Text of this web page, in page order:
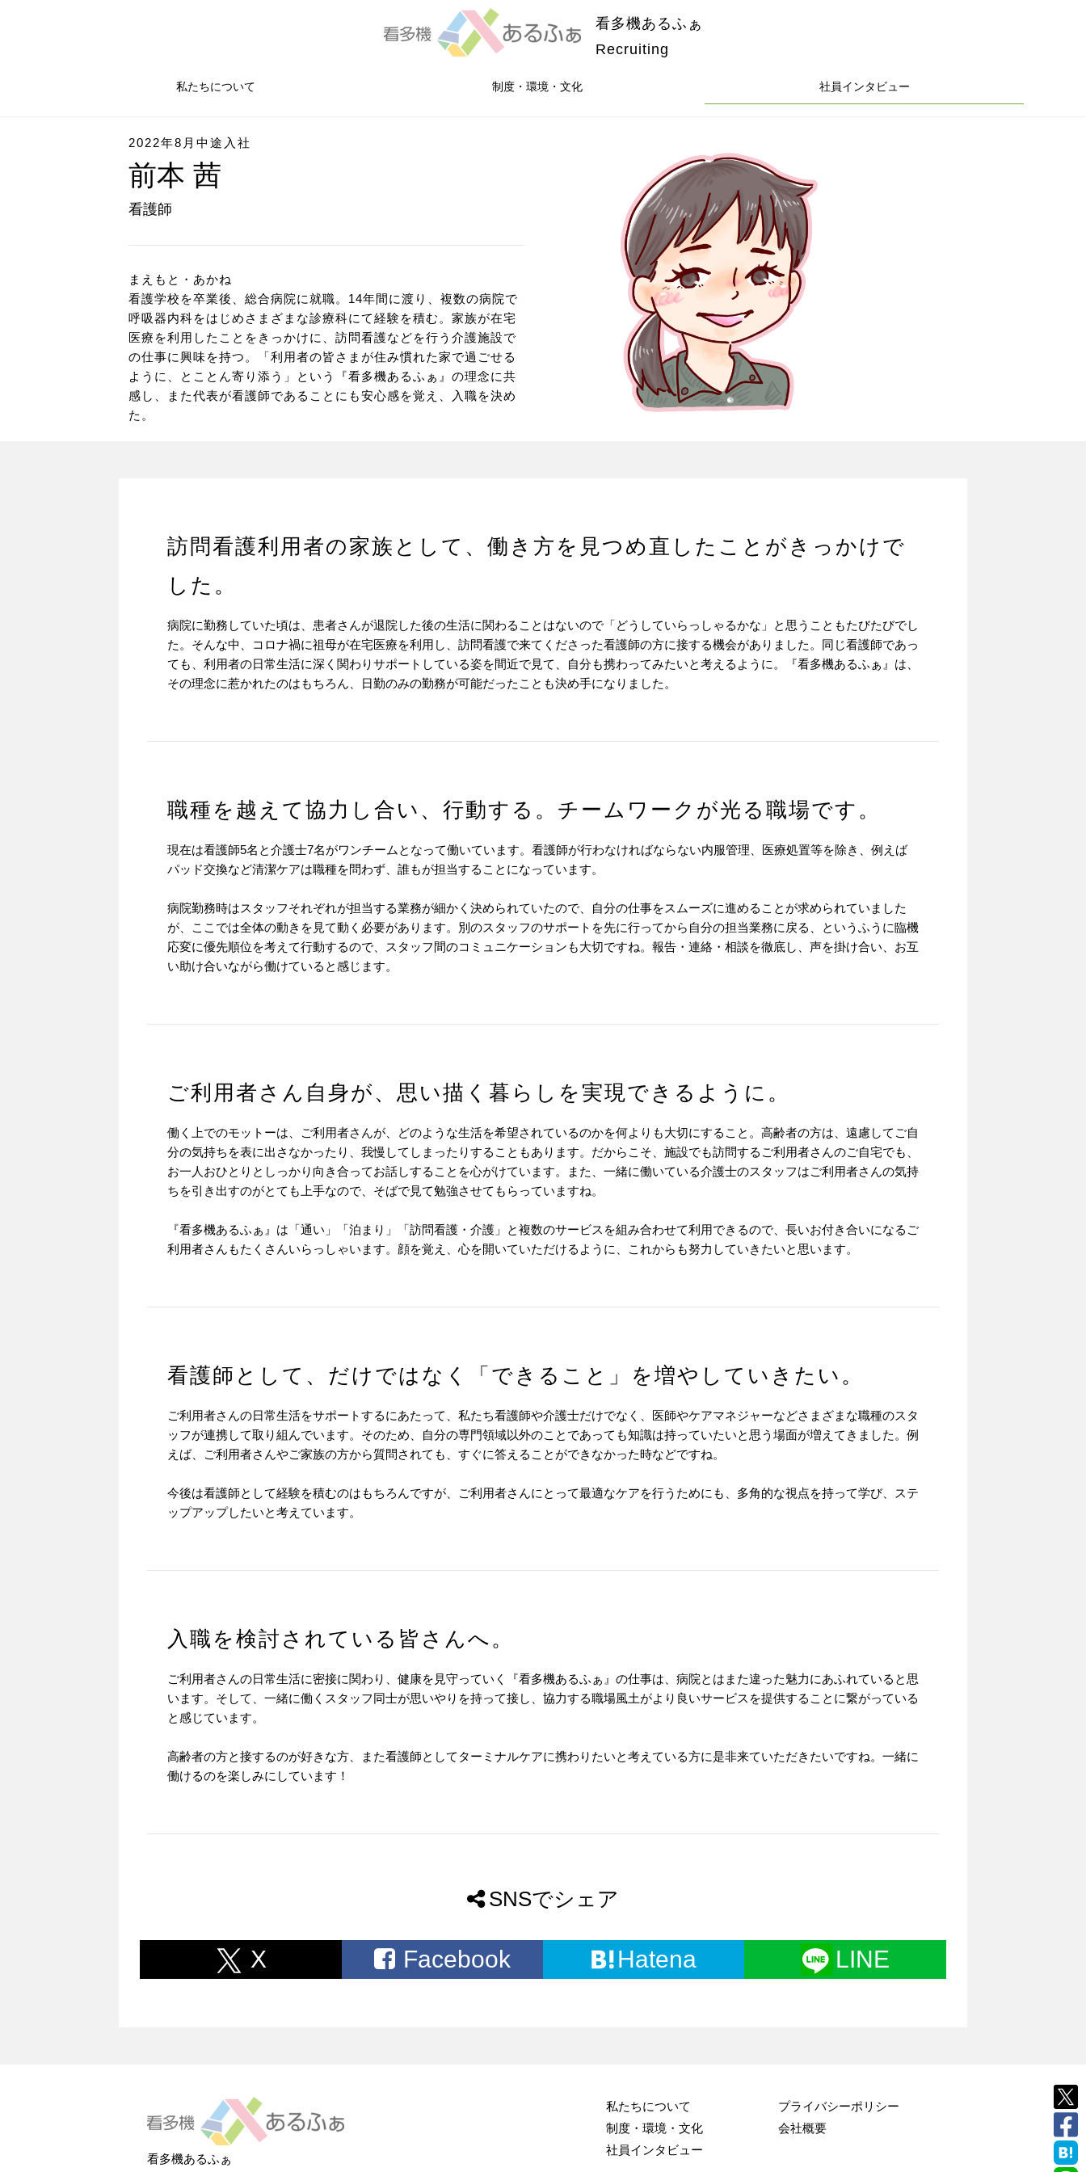
看多機あるふぁ
Recruiting
私たちについて 制度・環境・文化 社員インタビュー
2022年8月中途入社
前本 茜
看護師
まえもと・あかね
看護学校を卒業後、総合病院に就職。14年間に渡り、複数の病院で
呼吸器内科をはじめさまざまな診療科にて経験を積む。家族が在宅
医療を利用したことをきっかけに、訪問看護などを行う介護施設で
の仕事に興味を持つ。「利用者の皆さまが住み慣れた家で過ごせる
ように、とことん寄り添う」という『看多機あるふぁ』の理念に共
感し、また代表が看護師であることにも安心感を覚え、入職を決め
た。
訪問看護利用者の家族として、働き方を見つめ直したことがきっかけで
した。
病院に勤務していた頃は、患者さんが退院した後の生活に関わることはないので「どうしていらっしゃるかな」と思うこともたびたびでし
た。そんな中、コロナ禍に祖母が在宅医療を利用し、訪問看護で来てくださった看護師の方に接する機会がありました。同じ看護師であっ
ても、利用者の日常生活に深く関わりサポートしている姿を間近で見て、自分も携わってみたいと考えるように。『看多機あるふぁ』は、
その理念に惹かれたのはもちろん、日勤のみの勤務が可能だったことも決め手になりました。
職種を越えて協力し合い、行動する。チームワークが光る職場です。
現在は看護師5名と介護士7名がワンチームとなって働いています。看護師が行わなければならない内服管理、医療処置等を除き、例えば
パッド交換など清潔ケアは職種を問わず、誰もが担当することになっています。
病院勤務時はスタッフそれぞれが担当する業務が細かく決められていたので、自分の仕事をスムーズに進めることが求められていました
が、ここでは全体の動きを見て動く必要があります。別のスタッフのサポートを先に行ってから自分の担当業務に戻る、というふうに臨機
応変に優先順位を考えて行動するので、スタッフ間のコミュニケーションも大切ですね。報告・連絡・相談を徹底し、声を掛け合い、お互
い助け合いながら働けていると感じます。
ご利用者さん自身が、思い描く暮らしを実現できるように。
働く上でのモットーは、ご利用者さんが、どのような生活を希望されているのかを何よりも大切にすること。高齢者の方は、遠慮してご自
分の気持ちを表に出さなかったり、我慢してしまったりすることもあります。だからこそ、施設でも訪問するご利用者さんのご自宅でも、
お一人おひとりとしっかり向き合ってお話しすることを心がけています。また、一緒に働いている介護士のスタッフはご利用者さんの気持
ちを引き出すのがとても上手なので、そばで見て勉強させてもらっていますね。
『看多機あるふぁ』は「通い」「泊まり」「訪問看護・介護」と複数のサービスを組み合わせて利用できるので、長いお付き合いになるご
利用者さんもたくさんいらっしゃいます。顔を覚え、心を開いていただけるように、これからも努力していきたいと思います。
看護師として、だけではなく「できること」を増やしていきたい。
ご利用者さんの日常生活をサポートするにあたって、私たち看護師や介護士だけでなく、医師やケアマネジャーなどさまざまな職種のスタ
ッフが連携して取り組んでいます。そのため、自分の専門領域以外のことであっても知識は持っていたいと思う場面が増えてきました。例
えば、ご利用者さんやご家族の方から質問されても、すぐに答えることができなかった時などですね。
今後は看護師として経験を積むのはもちろんですが、ご利用者さんにとって最適なケアを行うためにも、多角的な視点を持って学び、ステ
ップアップしたいと考えています。
入職を検討されている皆さんへ。
ご利用者さんの日常生活に密接に関わり、健康を見守っていく『看多機あるふぁ』の仕事は、病院とはまた違った魅力にあふれていると思
います。そして、一緒に働くスタッフ同士が思いやりを持って接し、協力する職場風土がより良いサービスを提供することに繋がっている
と感じています。
高齢者の方と接するのが好きな方、また看護師としてターミナルケアに携わりたいと考えている方に是非来ていただきたいですね。一緒に
働けるのを楽しみにしています！
SNSでシェア
X Facebook Hatena LINE
私たちについて
制度・環境・文化
社員インタビュー
プライバシーポリシー
会社概要
看多機あるふぁ